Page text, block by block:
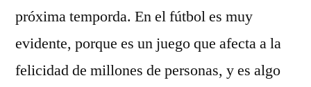
próxima temporda. En el fútbol es muy
evidente, porque es un juego que afecta a la
felicidad de millones de personas, y es algo